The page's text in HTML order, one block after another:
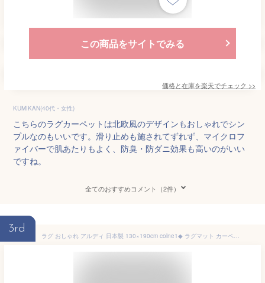
この商品をサイトでみる
価格と在庫を楽天でチェック >>
KUMIKAN(40代・女性)
こちらのラグカーペットは北欧風のデザインもおしゃれでシン
プルなのもいいです。滑り止めも施されてずれず、マイクロフ
ァイバーで肌あたりもよく、防臭・防ダニ効果も高いのがいい
ですね。
全てのおすすめコメント（2件）
3rd
ラグ おしゃれ アルディ 日本製 130×190cm colne1◆ ラグマット カーペット じゅうたん コルネ ホットカーペット対応 床暖房対応 耐熱 洗濯機 洗える 防ダニ 滑り止め 北欧 ナチュラル シンプル ボーダー コットン 綿 国産